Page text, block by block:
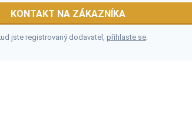
KONTAKT NA ZÁKAZNÍKA
jste registrovaný dodavatel, přihlaste se.